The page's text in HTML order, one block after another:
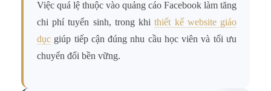
Việc quá lệ thuộc vào quảng cáo Facebook làm tăng
chi phí tuyển sinh, trong khithiết kế website giáo
dục giúp tiếp cận đúng nhu cầu học viên và tối ưu
chuyển đổi bền vững.